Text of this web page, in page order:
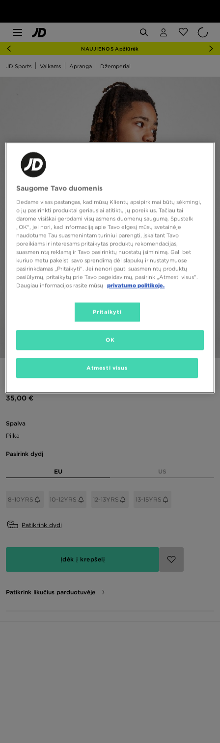
NAUJIENOS Apžiūrėk
JD Sports Vaikams Apranga Džemperiai
NIKE HYBRID CREW SWEATSHIRT JUNIOR BOY
35,00 €
Spalva
Pilka
Pasirink dydį
EU US
8-10YRS 10-12YRS 12-13YRS 13-15YRS
Patikrink dydį
Įdėk į krepšelį
Patikrink likučius parduotuvėje
Saugome Tavo duomenis
Dedame visas pastangas, kad mūsų Klientų apsipirkimai būtų sėkmingi,
o jų pasirinkti produktai geriausiai atitiktų jų poreikius. Tačiau tai
darome visiškai gerbdami visų asmens duomenų saugumą. Spustelk
„OK“, jei nori, kad informaciją apie Tavo elgesį mūsų svetainėje
naudotume Tau suasmenintam turiniui parengti, įskaitant Tavo
poreikiams ir interesams pritaikytas produktų rekomendacijas,
suasmenintą reklamą ir Tavo pasirinktų nuostatų įsiminimą. Gali bet
kuriuo metu pakeisti savo sprendimą dėl slapukų ir nustatymuose
pasirinkdamas „Pritaikyti“. Jei nenori gauti suasmenintų produktų
pasiūlymų, pritaikytų prie Tavo pageidavimų, pasirink „Atmesti visus”.
Daugiau informacijos rasite mūsų
privatumo politikoje.
Pritaikyti
Atmesti visus
OK